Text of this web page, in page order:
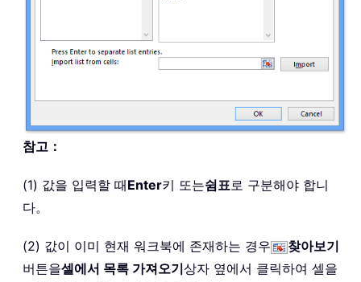
참고：
(1) 값을 입력할 때Enter키 또는쉼표로 구분해야 합니
다。
(2) 값이 이미 현재 워크북에 존재하는 경우
찾아보기
버튼을셀에서 목록 가져오기상자 옆에서 클릭하여 셀을